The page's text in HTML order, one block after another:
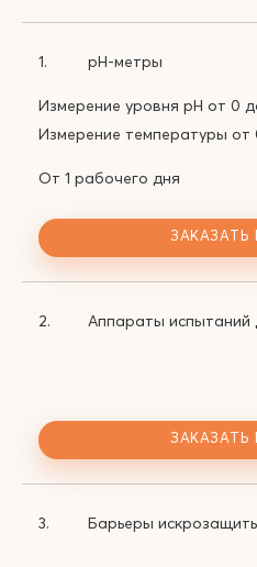
1. pH-метры
Измерение уровня рН от 0
Измерение температуры
От 1 рабочего дня
ЗАКАЗАТЬ
2. Аппараты испытаний
ЗАКАЗАТЬ
3. Барьеры